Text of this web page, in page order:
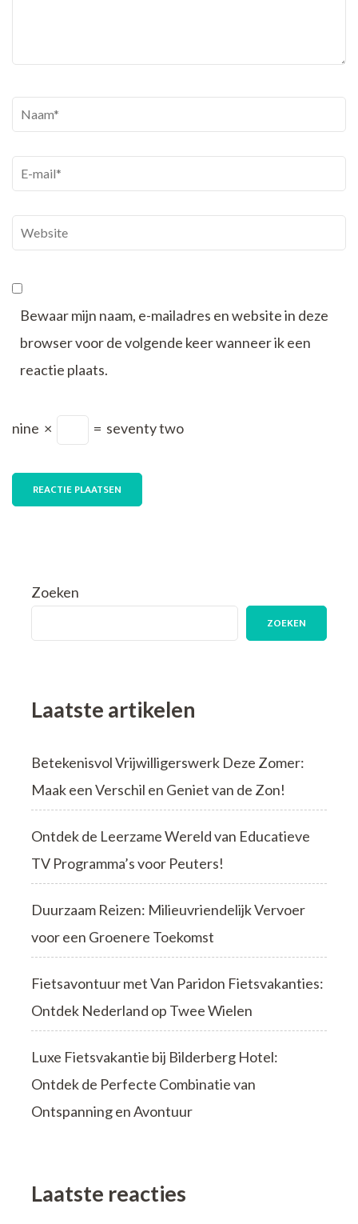
Naam*
E-
mail*
Website
Bewaar mijn naam, e-mailadres en website in deze
browser voor de volgende keer wanneer ik een
reactie plaats.
nine × = seventy two
Zoeken
ZOEKEN
Laatste artikelen
Betekenisvol Vrijwilligerswerk Deze Zomer:
Maak een Verschil en Geniet van de Zon!
Ontdek de Leerzame Wereld van Educatieve
TV Programma’s voor Peuters!
Duurzaam Reizen: Milieuvriendelijk Vervoer
voor een Groenere Toekomst
Fietsavontuur met Van Paridon Fietsvakanties:
Ontdek Nederland op Twee Wielen
Luxe Fietsvakantie bij Bilderberg Hotel:
Ontdek de Perfecte Combinatie van
Ontspanning en Avontuur
Laatste reacties